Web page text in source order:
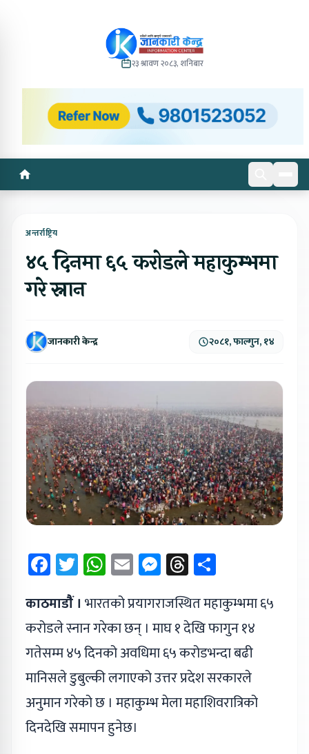
२३ श्रावण २०८३, शनिबार
अन्तर्राष्ट्रिय
४५ दिनमा ६५ करोडले महाकुम्भमा
गरे स्नान
जानकारी केन्द्र २०८१, फाल्गुन, १४
Facebook
Twitter
WhatsApp
EmailMessenger
Threads
काठमाडौैं । भारतको प्रयागराजस्थित महाकुम्भमा ६५
करोडले स्नान गरेका छन् । माघ १ देखि फागुन १४
गतेसम्म ४५ दिनको अवधिमा ६५ करोडभन्दा बढी
मानिसले डुबुल्की लगाएको उत्तर प्रदेश सरकारले
अनुमान गरेको छ । महाकुम्भ मेला महाशिवरात्रिको
दिनदेखि समापन हुनेछ।